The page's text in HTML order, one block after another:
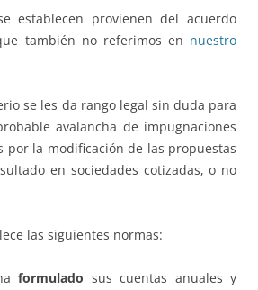
establecen provienen del acuerdo
también no referimos en nuestro
se les da rango legal sin duda para
avalancha de impugnaciones
por la modificación de las propuestas
en sociedades cotizadas, o no
las siguientes normas:
formulado sus cuentas anuales y